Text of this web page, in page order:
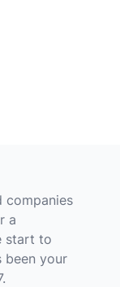
companies
a
start to
been your